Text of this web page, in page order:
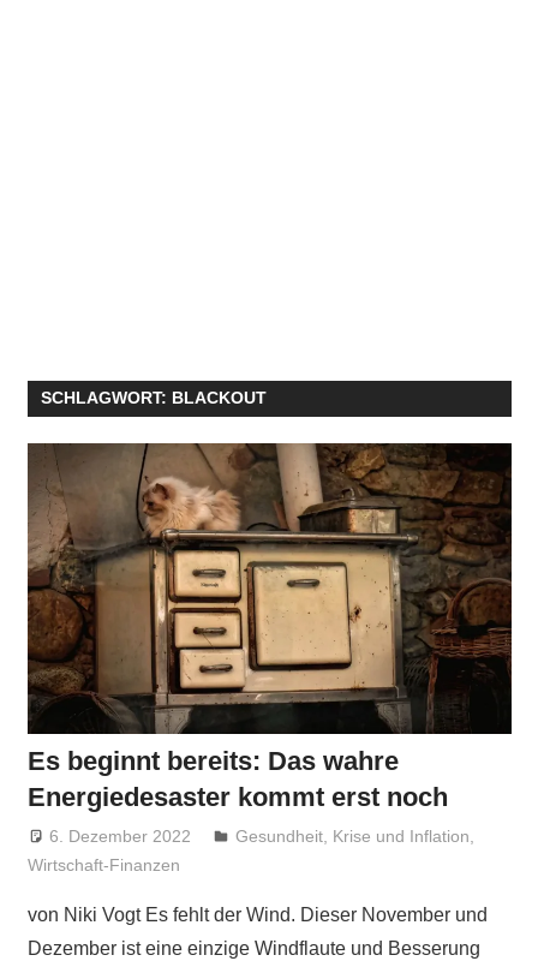
SCHLAGWORT: BLACKOUT
Es beginnt bereits: Das wahre
Energiedesaster kommt erst noch
6. Dezember 2022 Niki Vogt
Gesundheit, Krise und Inflation,
Wirtschaft-Finanzen
von Niki Vogt Es fehlt der Wind. Dieser November und
Dezember ist eine einzige Windflaute und Besserung